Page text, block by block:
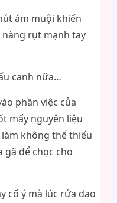
ám muội khiến
rụt mạnh tay
canh nữa…
phần việc của
mấy nguyên liệu
không thể thiếu
gã để chọc cho
cố ý mà lúc rửa dao